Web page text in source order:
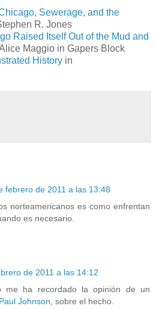
Sewerage, and the
R. Jones
Raised Itself Out of the Mud and
Maggio in Gapers Block
History in
febrero de 2011 a las 13:48
norteamericanos es como enfrentan
es necesario.
de 2011 a las 14:12
me ha recordado la opinión de un
Paul Johnson , sobre el hecho.